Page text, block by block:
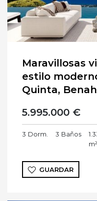
Maravillosas
estilo
Quinta,
5.995.000 €
3 Dorm. 3 Baños
m²
GUARDAR